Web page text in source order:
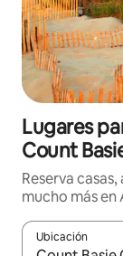
Lugares
Count
Reserva
mucho más en
Ubicación